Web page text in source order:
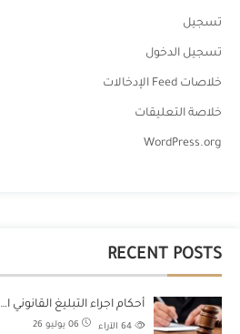
تسجيل
تسجيل الدخول
خلاصات Feed الإدخالات
خلاصة التعليقات
WordPress.org
RECENT POSTS
أحكام اجراء التبليغ القانوني ا…
06 يوليو 26 الآراء